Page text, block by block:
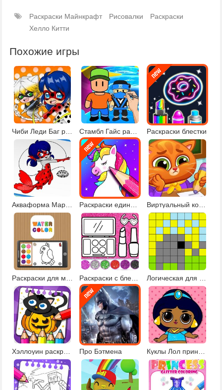
Раскраски Майнкрафт Рисовалки
Раскраски
Хелло Китти
Похожие игры
Чиби Леди Баг раскраска Раскраски блестки
Акваформа Маринетт и друзья Виртуальный кот в школе
Раскраски с блестками и нейл-арт
Хэллоуин раскраски и рисовалки Про Бэтмена